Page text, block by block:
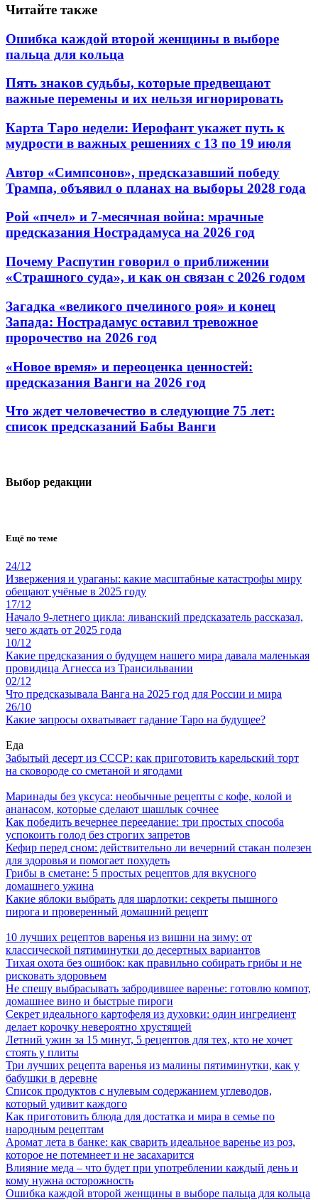
Читайте также
Ошибка каждой второй женщины в выборе
пальца для кольца
Пять знаков судьбы, которые предвещают
важные перемены и их нельзя игнорировать
Карта Таро недели: Иерофант укажет путь к
мудрости в важных решениях с 13 по 19 июля
Автор «Симпсонов», предсказавший победу
Трампа, объявил о планах на выборы 2028 года
Рой «пчел» и 7-месячная война: мрачные
предсказания Нострадамуса на 2026 год
Почему Распутин говорил о приближении
«Страшного суда», и как он связан с 2026 годом
Загадка «великого пчелиного роя» и конец
Запада: Нострадамус оставил тревожное
пророчество на 2026 год
«Новое время» и переоценка ценностей:
предсказания Ванги на 2026 год
Что ждет человечество в следующие 75 лет:
список предсказаний Бабы Ванги
Выбор редакции
Ещё по теме
24/12
Извержения и ураганы: какие масштабные катастрофы миру
обещают учёные в 2025 году
17/12
Начало 9-летнего цикла: ливанский предсказатель рассказал,
чего ждать от 2025 года
10/12
Какие предсказания о будущем нашего мира давала маленькая
провидица Агнесса из Трансильвании
02/12
Что предсказывала Ванга на 2025 год для России и мира
26/10
Какие запросы охватывает гадание Таро на будущее?
Еда
Забытый десерт из СССР: как приготовить карельский торт
на сковороде со сметаной и ягодами
Маринады без уксуса: необычные рецепты с кофе, колой и
ананасом, которые сделают шашлык сочнее
Как победить вечернее переедание: три простых способа
успокоить голод без строгих запретов
Кефир перед сном: действительно ли вечерний стакан полезен
для здоровья и помогает похудеть
Грибы в сметане: 5 простых рецептов для вкусного
домашнего ужина
Какие яблоки выбрать для шарлотки: секреты пышного
пирога и проверенный домашний рецепт
10 лучших рецептов варенья из вишни на зиму: от
классической пятиминутки до десертных вариантов
Тихая охота без ошибок: как правильно собирать грибы и не
рисковать здоровьем
Не спешу выбрасывать забродившее варенье: готовлю компот,
домашнее вино и быстрые пироги
Секрет идеального картофеля из духовки: один ингредиент
делает корочку невероятно хрустящей
Летний ужин за 15 минут, 5 рецептов для тех, кто не хочет
стоять у плиты
Три лучших рецепта варенья из малины пятиминутки, как у
бабушки в деревне
Список продуктов с нулевым содержанием углеводов,
который удивит каждого
Как приготовить блюда для достатка и мира в семье по
народным рецептам
Аромат лета в банке: как сварить идеальное варенье из роз,
которое не потемнеет и не засахарится
Влияние меда – что будет при употреблении каждый день и
кому нужна осторожность
Ошибка каждой второй женщины в выборе пальца для кольца